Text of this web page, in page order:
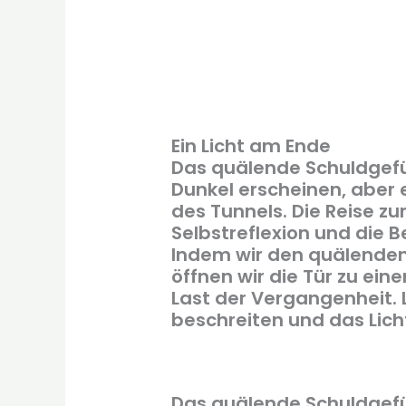
Ein Licht am Ende
Das quälende
Dunkel erscheinen, aber
des Tunnels. Die Reise
Selbstreflexion und die
Indem wir den
öffnen wir die Tür zu
Last der Vergangenheit.
beschreiten und das